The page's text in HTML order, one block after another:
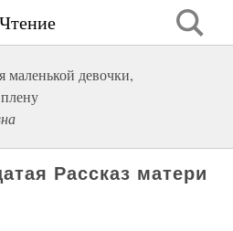
маленькой девочки,
Рассказ матери